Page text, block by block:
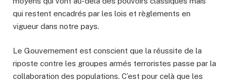
qui restent encadrés par les lois et règlements en
vigueur dans notre pays.
Le Gouvernement est conscient que la réussite de la
riposte contre les groupes armés terroristes passe par la
collaboration des populations. C’est pour celà que les